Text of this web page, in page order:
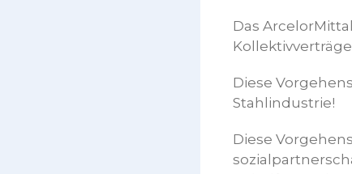
Das
Diese
Stahlindustrie!
Diese